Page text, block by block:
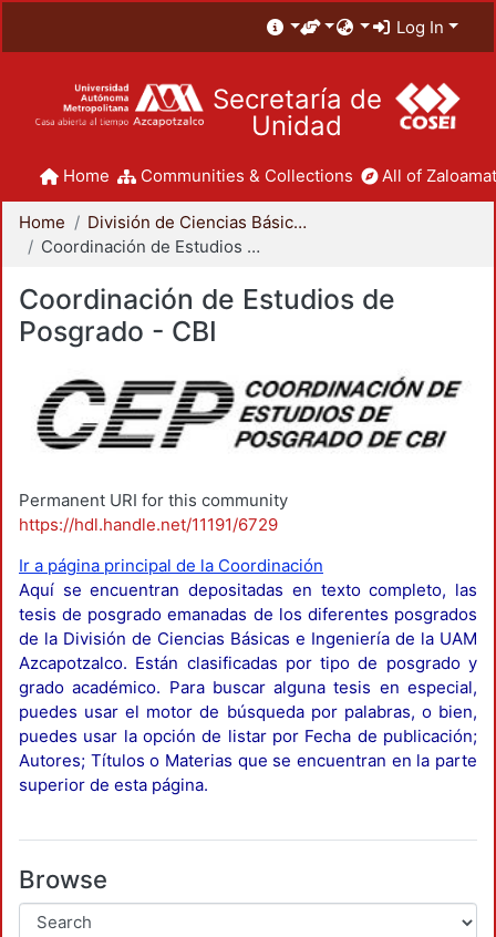
Log In
Secretaría de
Unidad
Home Communities & Collections All of
Home
División de Ciencias Básicas e Ingeniería
Coordinación de Estudios de Posgrado - CBI
Coordinación de Estudios de
Posgrado - CBI
Permanent URI for this community
https://hdl.handle.net/11191/6729
Ir a página principal de la Coordinación
Aquí se encuentran depositadas en texto completo, las
tesis de posgrado emanadas de los diferentes posgrados
de la División de Ciencias Básicas e Ingeniería de la UAM
Azcapotzalco. Están clasificadas por tipo de posgrado y
grado académico. Para buscar alguna tesis en especial,
puedes usar el motor de búsqueda por palabras, o bien,
puedes usar la opción de listar por Fecha de publicación;
Autores; Títulos o Materias que se encuentran en la parte
superior de esta página.
Browse